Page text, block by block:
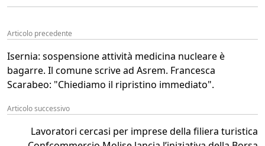
Articolo precedente
Isernia: sospensione attività medicina nucleare è
bagarre. Il comune scrive ad Asrem. Francesca
Scarabeo: "Chiediamo il ripristino immediato".
Articolo successivo
Lavoratori cercasi per imprese della filiera turistica